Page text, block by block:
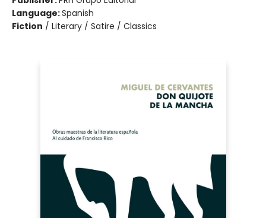
Language:Spanish
Fiction / Literary / Satire / Classics